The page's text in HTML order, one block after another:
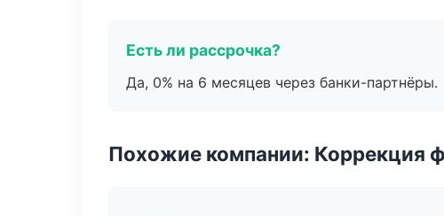
Есть ли рассрочка?
Да, 0% на 6 месяцев через банки-партнёры.
Похожие компании: Коррекция